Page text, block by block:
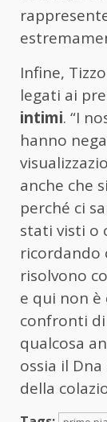
Infine,
legati ai
intimi. “I
hanno
anche che
perché ci
stati visti o
ricordando
risolvono
e qui non
confronti
qualcosa
ossia il
della